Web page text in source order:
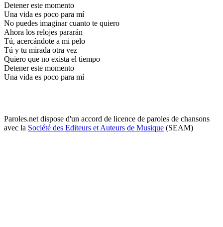
Detener este momento
Una vida es poco para mí
No puedes imaginar cuanto te quiero
Ahora los relojes pararán
Tú, acercándote a mi pelo
Tú y tu mirada otra vez
Quiero que no exista el tiempo
Detener este momento
Una vida es poco para mí
Paroles.net dispose d'un accord de licence de paroles de chansons
avec la Société des Editeurs et Auteurs de Musique (SEAM)